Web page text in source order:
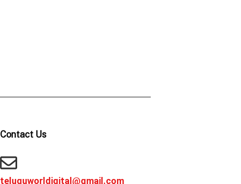
Contact Us
teluguworldigital@gmail.com